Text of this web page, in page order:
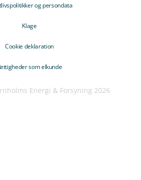
og persondata
Klage
Cookie deklaration
som elkunde
Energi & Forsyning 2026